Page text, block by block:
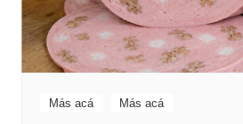
Más acá Más acá